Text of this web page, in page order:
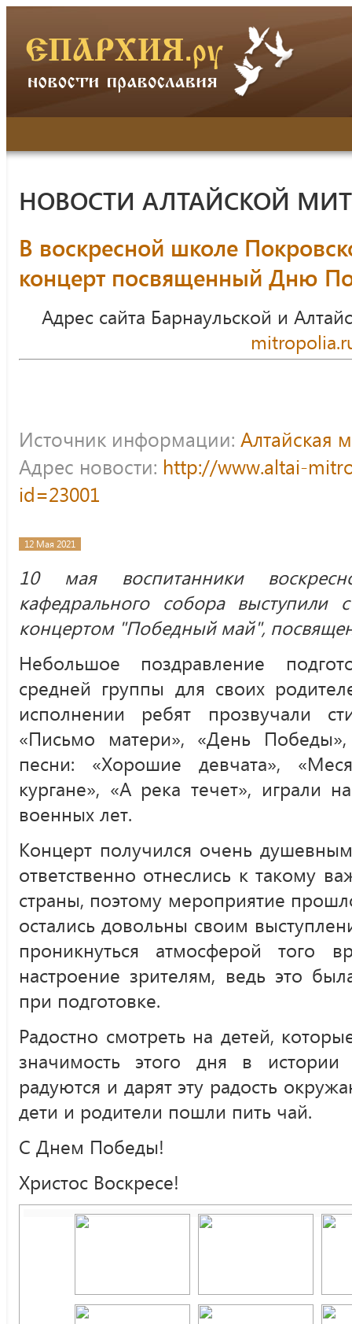
НОВОСТИ АЛТАЙСКОЙ
В воскресной школе
концерт посвященный Дню
Адрес сайта Барнаульской и
Источник информации: Алтайская
Адрес новости: http://www.altai-
id=23001
12 Мая 2021
10 мая воспитанники
кафедрального собора
концертом "Победный май",
Небольшое поздравление
средней группы для своих
исполнении ребят прозвучали
«Письмо матери», «День Победы»,
песни: «Хорошие девчата»,
кургане», «А река течет», играли
военных лет.
Концерт получился очень
ответственно отнеслись к такому
страны, поэтому мероприятие
остались довольны своим
проникнуться атмосферой того
настроение зрителям, ведь это
при подготовке.
Радостно смотреть на детей,
значимость этого дня в
радуются и дарят эту радость
дети и родители пошли пить чай.
С Днем Победы!
Христос Воскресе!